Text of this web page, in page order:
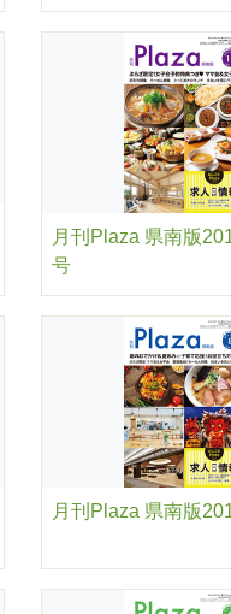
月刊Plaza 県南版
号
月刊Plaza 県南版